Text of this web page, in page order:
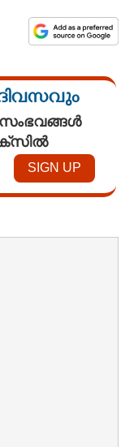
ദിവസവും